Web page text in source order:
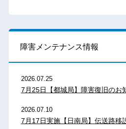
障害メンテナンス情報
2026.07.25
7月25日【都城局】障害復旧のお
2026.07.10
7月17日実施【日南局】伝送路移